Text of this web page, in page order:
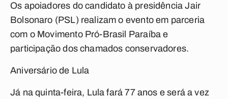
Os apoiadores do candidato à presidência Jair
Bolsonaro (PSL) realizam o evento em parceria
com o Movimento Pró-Brasil Paraíba e
participação dos chamados conservadores.
Aniversário de Lula
Já na quinta-feira, Lula fará 77 anos e será a vez